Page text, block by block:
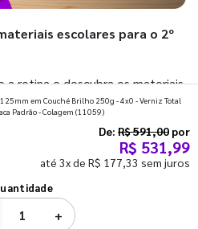
escolares para o 2º
a rotina e descubra os materiais
começar o segundo
em Couché Brilho 250g - 4x0 - Verniz Total
Padrão - Colagem (11059)
De: R$ 591,00 por
R$ 531,99
até 3x de R$ 177,33 sem juros
+